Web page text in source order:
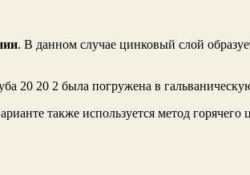
. В данном случае цинковый слой
20 20 2 была погружена в
также используется метод